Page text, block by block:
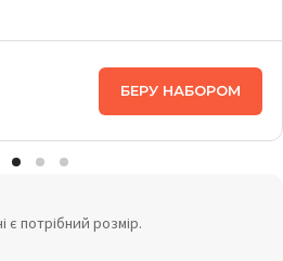
БЕРУ НАБОРОМ
є потрібний розмір.